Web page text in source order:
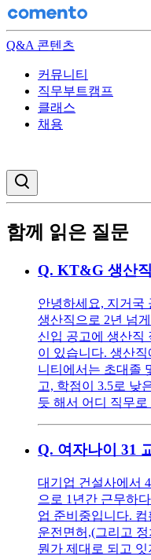
Q&A 콘텐츠
커뮤니티
직무부트캠프
클래스
채용
함께 읽은 질문
Q. KT&G 생산
안녕하세요, 지거국
생산직으로 2년 넘
신입 공고에 생산직
이 있습니다. 생산
니티에서는 초대졸
고, 학점이 3.5로 낮
듯 해서 어디 직무
Q. 여자나이 31
대기업 건설사에서
으로 1년간 근무하
업 준비중입니다.
운전면허,(그리고
뭔가 제대로 되고